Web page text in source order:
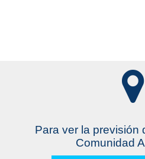
Para ver la previsión
Comunidad